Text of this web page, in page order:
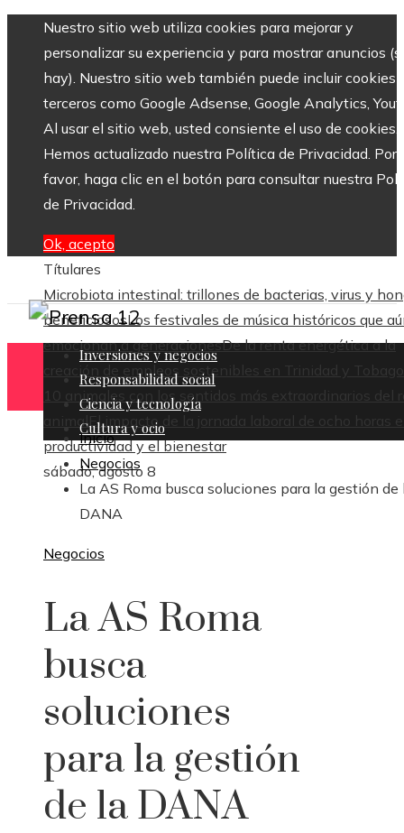
Nuestro sitio web utiliza cookies para mejorar y
personalizar su experiencia y para mostrar anuncios
hay). Nuestro sitio web también puede incluir cookies
terceros como Google Adsense, Google Analytics,
Al usar el sitio web, usted consiente el uso de cookies.
Hemos actualizado nuestra Política de Privacidad. Por
favor, haga clic en el botón para consultar nuestra
de Privacidad.
Ok, acepto
Títulares
Microbiota intestinal: trillones de bacterias, virus y
beneficiososLos festivales de música históricos que
emocionan a generacionesDe la renta energética a la
creación de empleos sostenibles en Trinidad y Tobago
10 animales con los sentidos más extraordinarios del
animalEl impacto de la jornada laboral de ocho horas
productividad y el bienestar
sábado, agosto 8
Inversiones y negocios
Responsabilidad social
Ciencia y tecnología
Cultura y ocio
Inicio
Negocios
La AS Roma busca soluciones para la gestión de
DANA
Negocios
La AS Roma
busca
soluciones
para la gestión
de la DANA